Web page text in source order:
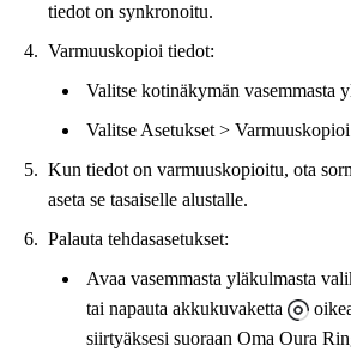
tiedot on synkronoitu.
Varmuuskopioi tiedot:
Valitse kotinäkymän vasemmasta
Valitse Asetukset >
Kun tiedot on varmuuskopioitu, ota
aseta se tasaiselle alustalle.
Palauta tehdasasetukset:
Avaa vasemmasta yläkulmasta
tai napauta akkukuvaketta
siirtyäksesi suoraan Oma Oura